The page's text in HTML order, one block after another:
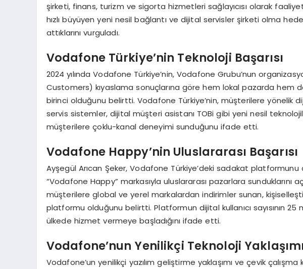
şirketi, finans, turizm ve sigorta hizmetleri sağlayıcısı olarak
hızlı büyüyen yeni nesil bağlantı ve dijital servisler şirketi olma
attıklarını vurguladı.
Vodafone Türkiye’nin Teknoloji Başarısı
2024 yılında Vodafone Türkiye’nin, Vodafone Grubu’nun
Customers) kıyaslama sonuçlarına göre hem lokal pazarda hem
birinci olduğunu belirtti. Vodafone Türkiye’nin, müşterilere yönelik
servis sistemler, dijital müşteri asistanı TOBi gibi yeni nesil
müşterilere çoklu-kanal deneyimi sunduğunu ifade etti.
Vodafone Happy’nin Uluslararası Başarısı
Ayşegül Arıcan Şeker, Vodafone Türkiye’deki sadakat
“Vodafone Happy” markasıyla uluslararası pazarlara sunduklarını
müşterilere global ve yerel markalardan indirimler sunan,
platformu olduğunu belirtti. Platformun dijital kullanıcı sayısının 25
ülkede hizmet vermeye başladığını ifade etti.
Vodafone’nun Yenilikçi Teknoloji
Vodafone’un yenilikçi yazılım geliştirme yaklaşımı ve çevik